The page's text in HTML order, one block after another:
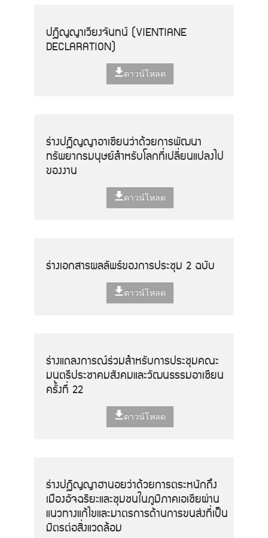
ปฏิญญาเวียงจันทน์ (VIENTIANE
DECLARATION)
ดาวน์โหลด
ร่างปฏิญญาอาเซียนว่าด้วยการพัฒนา
ทรัพยากรมนุษย์สำหรับโลกที่เปลี่ยนแปลงไป
ของงาน
ดาวน์โหลด
ร่างเอกสารผลลัพธ์ของการประชุม 2 ฉบับ
ดาวน์โหลด
ร่างแถลงการณ์ร่วมสำหรับการประชุมคณะ
มนตรีประชาคมสังคมและวัฒนธรรมอาเซียน
ครั้งที่ 22
ดาวน์โหลด
ร่างปฏิญญาฮานอยว่าด้วยการตระหนักถึง
เมืองอัจฉริยะและชุมชนในภูมิภาคเอเชียผ่าน
แนวทางแก้ไขและมาตรการด้านการขนส่งที่เป็น
มิตรต่อสิ่งแวดล้อม